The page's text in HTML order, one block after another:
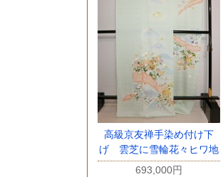
高級京友禅手染め付け下
げ 雲芝に雪輪花々ヒワ地
693,000円